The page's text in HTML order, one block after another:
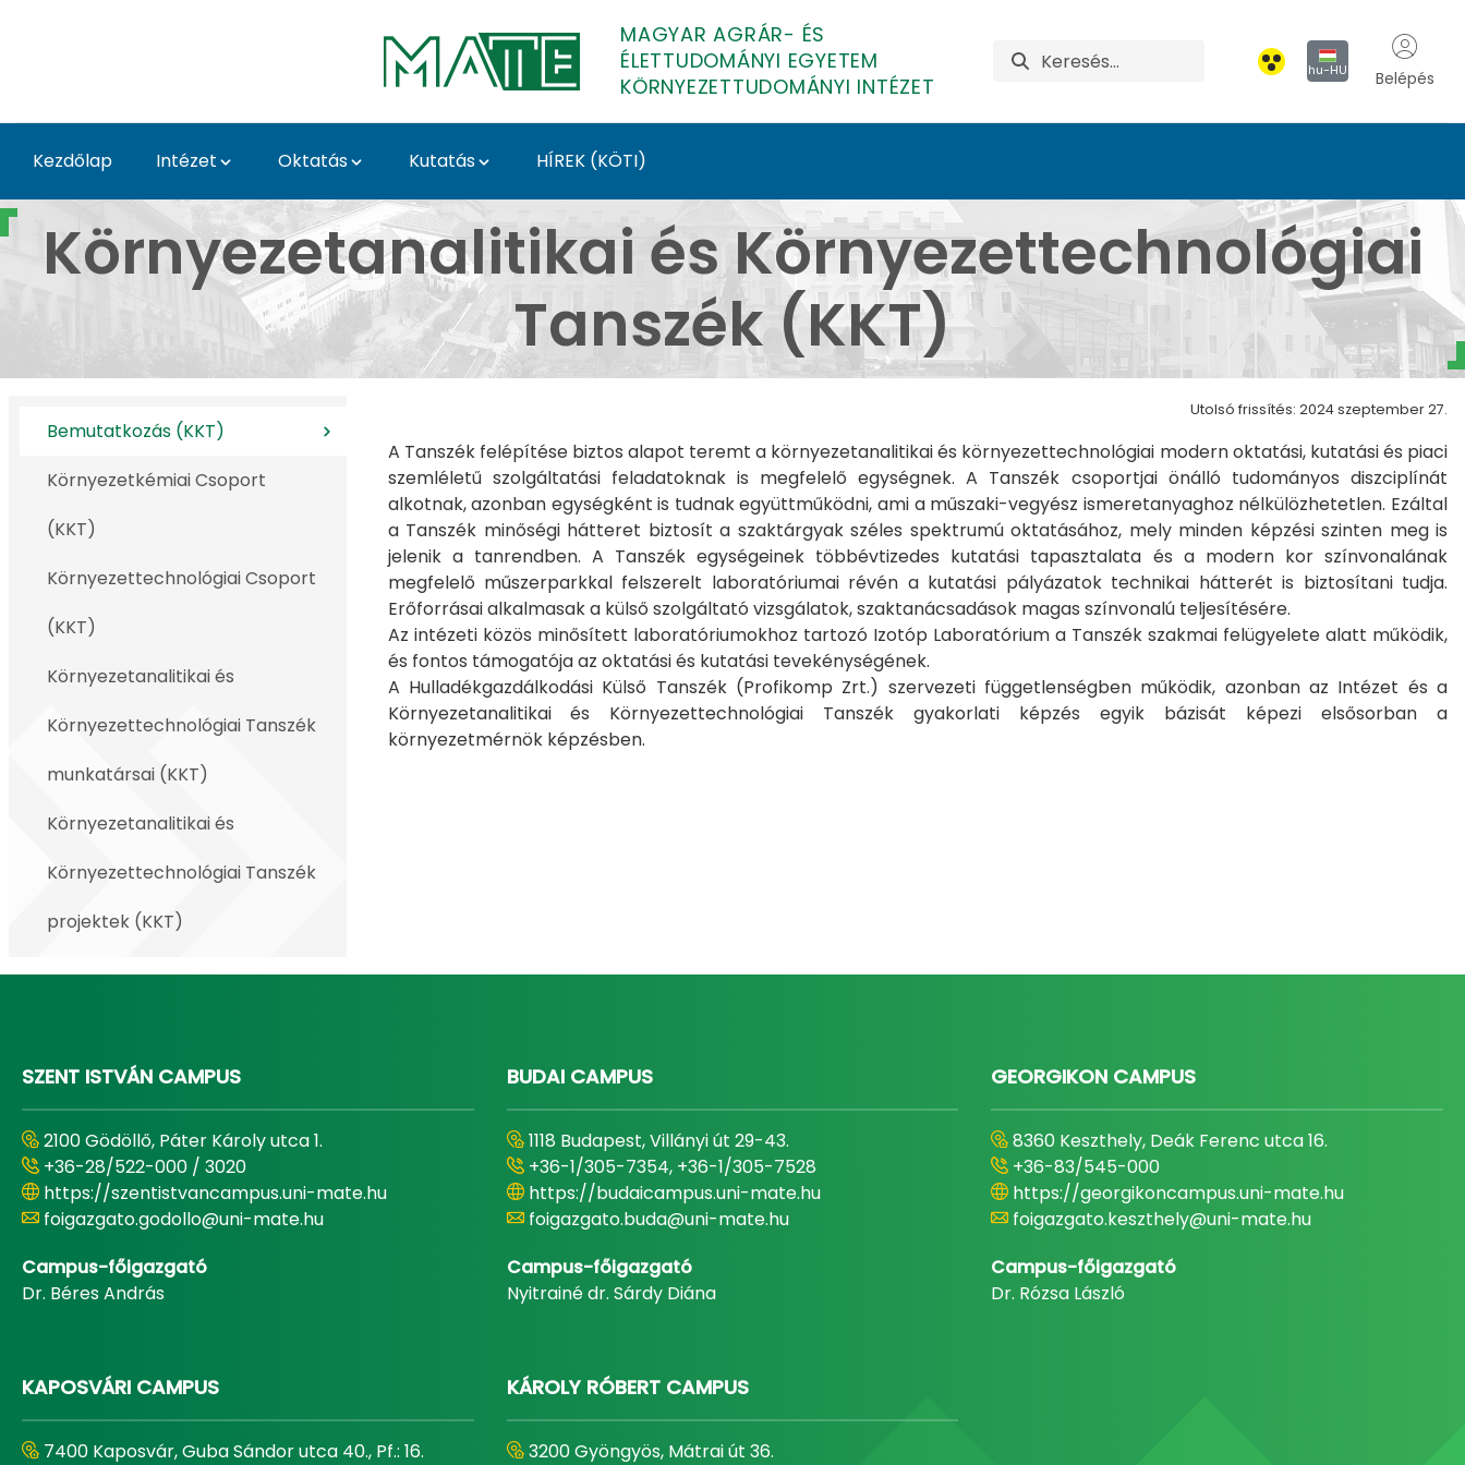
MAGYAR AGRÁR- ÉS
ÉLETTUDOMÁNYI EGYETEM
KÖRNYEZETTUDOMÁNYI INTÉZET
hu-HU Belépés
Kezdőlap Intézet Oktatás Kutatás HÍREK (KÖTI)
Bemutatkozás (KKT) - Környezettudományi Intézet
Környezetanalitikai és Környezettechnológiai
Tanszék (KKT)
Bemutatkozás (KKT)
Környezetkémiai Csoport
(KKT)
Környezettechnológiai Csoport
(KKT)
Környezetanalitikai és
Környezettechnológiai Tanszék
munkatársai (KKT)
Környezetanalitikai és
Környezettechnológiai Tanszék
projektek (KKT)
Utolsó frissítés: 2024 szeptember 27.
A Tanszék felépítése biztos alapot teremt a környezetanalitikai és környezettechnológiai modern oktatási, kutatási és piaci
szemléletű szolgáltatási feladatoknak is megfelelő egységnek. A Tanszék csoportjai önálló tudományos diszciplínát
alkotnak, azonban egységként is tudnak együttműködni, ami a műszaki-vegyész ismeretanyaghoz nélkülözhetetlen. Ezáltal
a Tanszék minőségi hátteret biztosít a szaktárgyak széles spektrumú oktatásához, mely minden képzési szinten meg is
jelenik a tanrendben. A Tanszék egységeinek többévtizedes kutatási tapasztalata és a modern kor színvonalának
megfelelő műszerparkkal felszerelt laboratóriumai révén a kutatási pályázatok technikai hátterét is biztosítani tudja.
Erőforrásai alkalmasak a külső szolgáltató vizsgálatok, szaktanácsadások magas színvonalú teljesítésére.
Az intézeti közös minősített laboratóriumokhoz tartozó Izotóp Laboratórium a Tanszék szakmai felügyelete alatt működik,
és fontos támogatója az oktatási és kutatási tevekénységének.
A Hulladékgazdálkodási Külső Tanszék (Profikomp Zrt.) szervezeti függetlenségben működik, azonban az Intézet és a
Környezetanalitikai és Környezettechnológiai Tanszék gyakorlati képzés egyik bázisát képezi elsősorban a
környezetmérnök képzésben.
SZENT ISTVÁN CAMPUS
2100 Gödöllő, Páter Károly utca 1.
+36-28/522-000 / 3020
https://szentistvancampus.uni-mate.hu
foigazgato.godollo@uni-mate.hu
Campus-főigazgató
Dr. Béres András
BUDAI CAMPUS
1118 Budapest, Villányi út 29-43.
+36-1/305-7354, +36-1/305-7528
https://budaicampus.uni-mate.hu
foigazgato.buda@uni-mate.hu
Campus-főigazgató
Nyitrainé dr. Sárdy Diána
GEORGIKON CAMPUS
8360 Keszthely, Deák Ferenc utca 16.
+36-83/545-000
https://georgikoncampus.uni-mate.hu
foigazgato.keszthely@uni-mate.hu
Campus-főigazgató
Dr. Rózsa László
KAPOSVÁRI CAMPUS
7400 Kaposvár, Guba Sándor utca 40., Pf.: 16.
KÁROLY RÓBERT CAMPUS
3200 Gyöngyös, Mátrai út 36.